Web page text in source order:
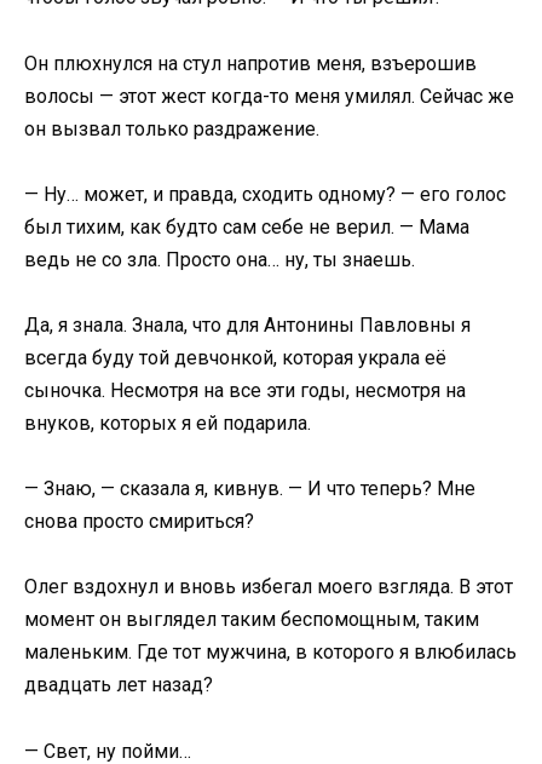
Он плюхнулся на стул напротив меня, взъерошив
волосы — этот жест когда-то меня умилял. Сейчас же
он вызвал только раздражение.
— Ну… может, и правда, сходить одному? — его голос
был тихим, как будто сам себе не верил. — Мама
ведь не со зла. Просто она… ну, ты знаешь.
Да, я знала. Знала, что для Антонины Павловны я
всегда буду той девчонкой, которая украла её
сыночка. Несмотря на все эти годы, несмотря на
внуков, которых я ей подарила.
— Знаю, — сказала я, кивнув. — И что теперь? Мне
снова просто смириться?
Олег вздохнул и вновь избегал моего взгляда. В этот
момент он выглядел таким беспомощным, таким
маленьким. Где тот мужчина, в которого я влюбилась
двадцать лет назад?
— Свет, ну пойми…